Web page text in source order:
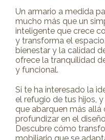
Un armario a medida
mucho más que un
inteligente que crece
y transforma el
bienestar y la calidad
ofrece la tranquilidad
y funcional.
Si te ha interesado la
el refugio de tus hijos,
que abarquen más
profundizar en el
Descubre cómo